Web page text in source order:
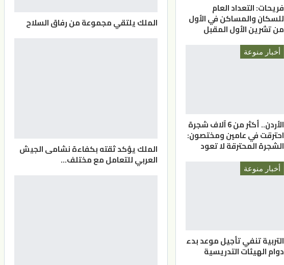
فريحات: التعداد العام
للسكان والمساكن في الأول
من تشرين الأول المقبل
أخبار منوعة
الأردن.. أكثر من 6 آلاف شجرة
احترقت في عامين ومختصون:
الشجرة المحترقة لا تعود
أخبار منوعة
التربية تنفي تأجيل موعد بدء
دوام الهيئات التدريسية
الملك يلتقي مجموعة من رفاق السلاح
الملك يؤكد ثقته بكفاءة نشامى الجيش
العربي للتعامل مع مختلف…